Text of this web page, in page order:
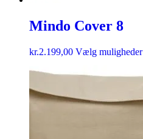
Mindo Cover 8
kr.2.199,00 Vælg muligheder